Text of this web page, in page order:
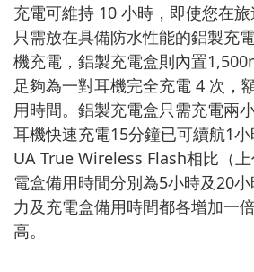
充電可維持 10 小時，即使您在旅
只需放在具備防水性能的鋁製充
機充電，鋁製充電盒則內置
足夠為一對耳機完全充電 4 次，
用時間。鋁製充電盒只需充電兩
耳機快速充電15分鐘已可續航1
UA True Wireless Flash相比（
電盒備用時間分別為5小時及20
力及充電盒備用時間都各增加一
高。